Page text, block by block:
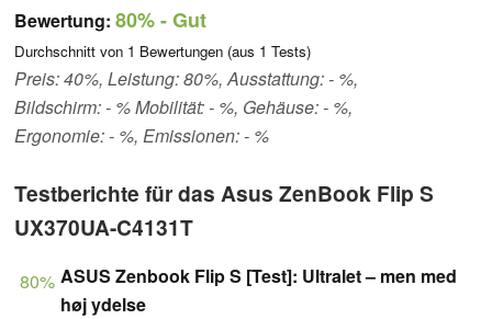
Bewertung: 80%- Gut
Durchschnitt von 1 Bewertungen (aus 1 Tests)
Preis: 40%, Leistung: 80%, Ausstattung: - %,
Bildschirm: - % Mobilität: - %, Gehäuse: - %,
Ergonomie: - %, Emissionen: - %
Testberichte für das Asus ZenBook Flip S
UX370UA-C4131T
80% ASUS Zenbook Flip S [Test]: Ultralet – men med
høj ydelse